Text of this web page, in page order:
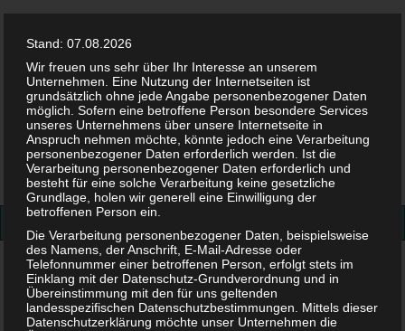
Facebook
Twitter
Suchen
nach:
Mutter
Stand: 07.08.2026
Wir freuen uns sehr über Ihr Interesse an unserem
Unternehmen. Eine Nutzung der Internetseiten ist
grundsätzlich ohne jede Angabe personenbezogener Daten
möglich. Sofern eine betroffene Person besondere Services
unseres Unternehmens über unsere Internetseite in
Anspruch nehmen möchte, könnte jedoch eine Verarbeitung
personenbezogener Daten erforderlich werden. Ist die
Verarbeitung personenbezogener Daten erforderlich und
besteht für eine solche Verarbeitung keine gesetzliche
Grundlage, holen wir generell eine Einwilligung der
betroffenen Person ein.
Die Verarbeitung personenbezogener Daten, beispielsweise
des Namens, der Anschrift, E-Mail-Adresse oder
Telefonnummer einer betroffenen Person, erfolgt stets im
Einklang mit der Datenschutz-Grundverordnung und in
Übereinstimmung mit den für uns geltenden
landesspezifischen Datenschutzbestimmungen. Mittels dieser
Datenschutzerklärung möchte unser Unternehmen die